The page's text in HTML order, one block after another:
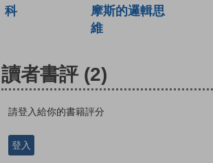
科
摩斯的邏輯思
維
讀者書評 (2)
請登入給你的書籍評分
登入